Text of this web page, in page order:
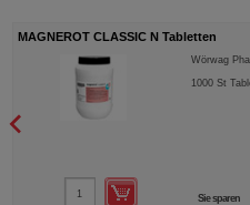
MAGNEROT CLASSIC N Tabletten
Wörwag
1000St
Sie sparen